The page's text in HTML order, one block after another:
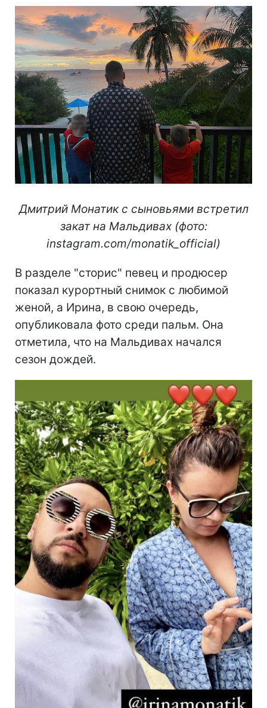
Дмитрий Монатик с сыновьями встретил
закат на Мальдивах (фото:
instagram.com/monatik_official)
В разделе "сторис" певец и продюсер
показал курортный снимок с любимой
женой, а Ирина, в свою очередь,
опубликовала фото среди пальм. Она
отметила, что на Мальдивах начался
сезон дождей.